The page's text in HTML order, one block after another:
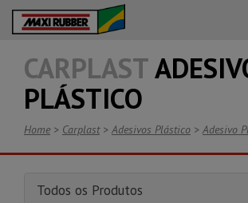
CARPLAST
PLÁSTICO
Home > Carplast > Adesivos Plástico > Adesivo
Todos os Produtos